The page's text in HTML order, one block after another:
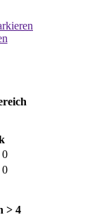
0
0
> 4